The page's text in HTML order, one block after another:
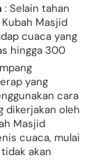
: Selain tahan
Masjid
cuaca yang
hingga 300
yang
cara
dikerjakan oleh
Masjid
cuaca, mulai
akan